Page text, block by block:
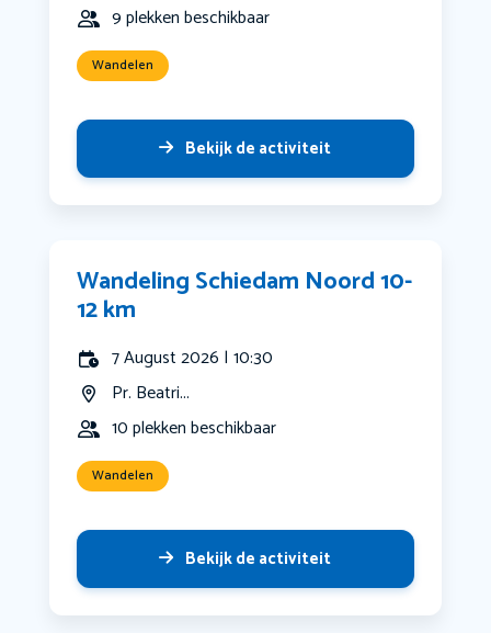
9 plekken beschikbaar
Wandelen
Bekijk de activiteit
Wandeling Schiedam Noord 10-
12 km
7 August 2026 | 10:30
Pr. Beatri...
10 plekken beschikbaar
Wandelen
Bekijk de activiteit